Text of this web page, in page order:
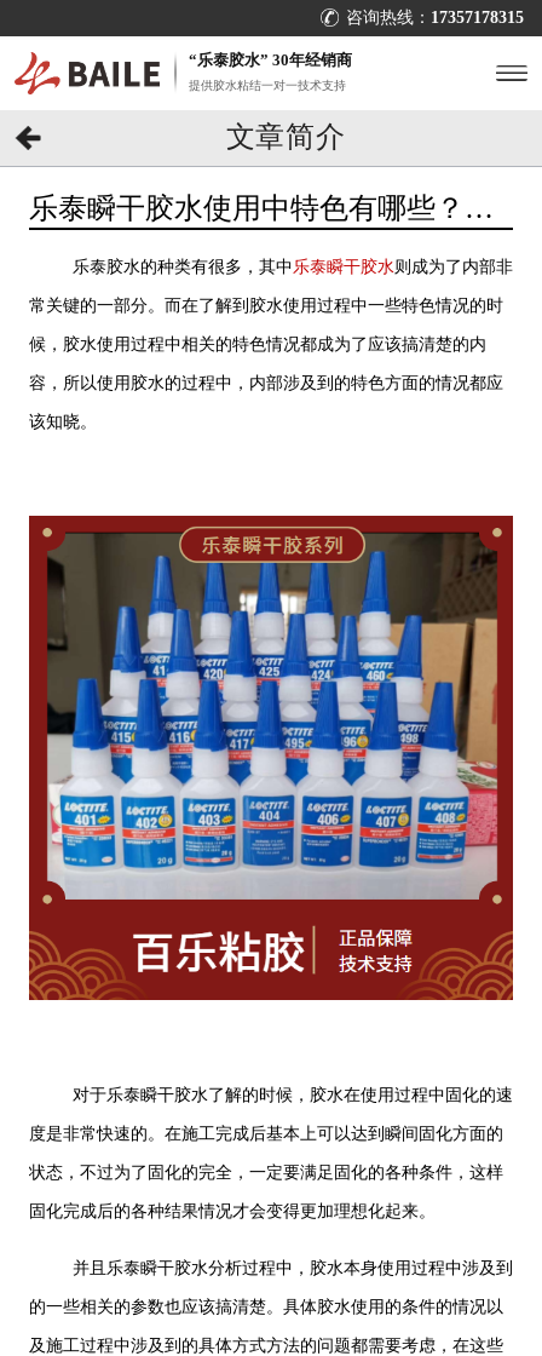
咨询热线： 17357178315
“乐泰胶水” 30年经销商
提供胶水粘结一对一技术支持
文章简介
乐泰瞬干胶水使用中特色有哪些？找
乐泰胶水的种类有很多，其中乐泰瞬干胶水则成为了内部非
常关键的一部分。而在了解到胶水使用过程中一些特色情况的时
候，胶水使用过程中相关的特色情况都成为了应该搞清楚的内
容，所以使用胶水的过程中，内部涉及到的特色方面的情况都应
该知晓。
对于乐泰瞬干胶水了解的时候，胶水在使用过程中固化的速
度是非常快速的。在施工完成后基本上可以达到瞬间固化方面的
状态，不过为了固化的完全，一定要满足固化的各种条件，这样
固化完成后的各种结果情况才会变得更加理想化起来。
并且乐泰瞬干胶水分析过程中，胶水本身使用过程中涉及到
的一些相关的参数也应该搞清楚。具体胶水使用的条件的情况以
及施工过程中涉及到的具体方式方法的问题都需要考虑，在这些